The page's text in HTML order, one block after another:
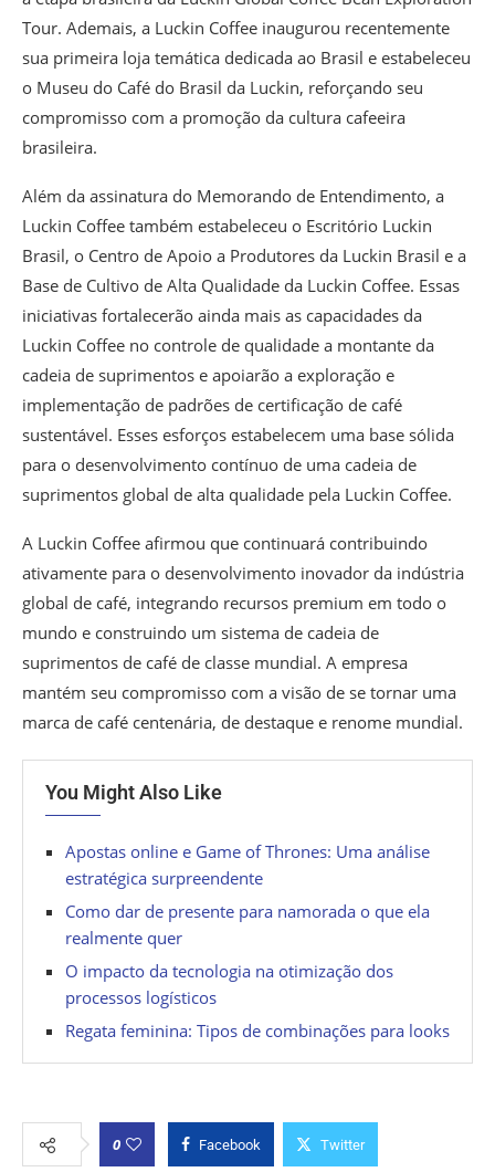
Tour. Ademais, a Luckin Coffee inaugurou recentemente
sua primeira loja temática dedicada ao Brasil e estabeleceu
o Museu do Café do Brasil da Luckin, reforçando seu
compromisso com a promoção da cultura cafeeira
brasileira.
Além da assinatura do Memorando de Entendimento, a
Luckin Coffee também estabeleceu o Escritório Luckin
Brasil, o Centro de Apoio a Produtores da Luckin Brasil e a
Base de Cultivo de Alta Qualidade da Luckin Coffee. Essas
iniciativas fortalecerão ainda mais as capacidades da
Luckin Coffee no controle de qualidade a montante da
cadeia de suprimentos e apoiarão a exploração e
implementação de padrões de certificação de café
sustentável. Esses esforços estabelecem uma base sólida
para o desenvolvimento contínuo de uma cadeia de
suprimentos global de alta qualidade pela Luckin Coffee.
A Luckin Coffee afirmou que continuará contribuindo
ativamente para o desenvolvimento inovador da indústria
global de café, integrando recursos premium em todo o
mundo e construindo um sistema de cadeia de
suprimentos de café de classe mundial. A empresa
mantém seu compromisso com a visão de se tornar uma
marca de café centenária, de destaque e renome mundial.
You Might Also Like
Apostas online e Game of Thrones: Uma análise
estratégica surpreendente
Como dar de presente para namorada o que ela
realmente quer
O impacto da tecnologia na otimização dos
processos logísticos
Regata feminina: Tipos de combinações para looks
0 Facebook Twitter